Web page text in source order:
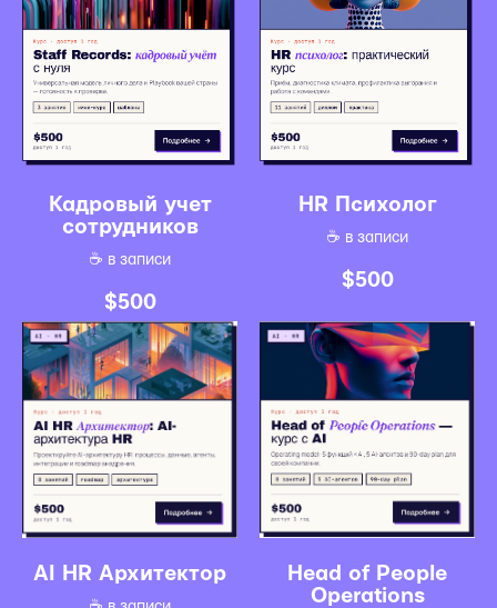
Кадровый учет
сотрудников
☕️ в записи
$500
HR Психолог
☕️ в записи
$500
AI HR Архитектор
Head of People
Operations